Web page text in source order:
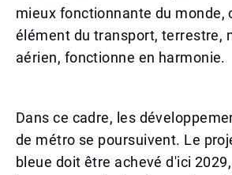
mieux fonctionnante du monde,
élément du transport, terrestre,
aérien, fonctionne en harmonie.
Dans ce cadre, les
de métro se poursuivent. Le
bleue doit être achevé d'ici